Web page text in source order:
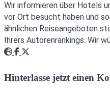
Wir informieren über Hotels
vor Ort besucht haben und
ähnlichen Reiseangeboten
Ihrers Autorenrankings. Wir
Webseite
Facebook
Hinterlasse jetzt einen